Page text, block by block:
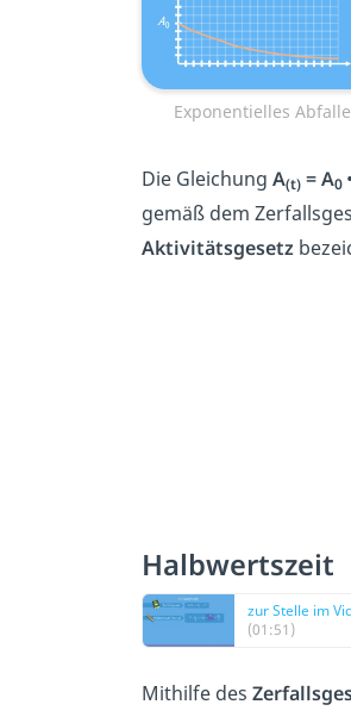
Exponentielles
Die GleichungA(t) = A0 •
gemäß dem
Aktivitätsgesetz
Halbwertszeit
zur Stelle im
(01:51)
Mithilfe des